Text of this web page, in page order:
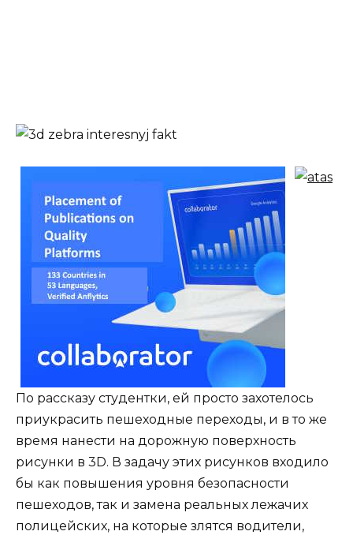
По рассказу студентки, ей просто захотелось
приукрасить пешеходные переходы, и в то же
время нанести на дорожную поверхность
рисунки в 3D. В задачу этих рисунков входило
бы как повышения уровня безопасности
пешеходов, так и замена реальных лежачих
полицейских, на которые злятся водители,